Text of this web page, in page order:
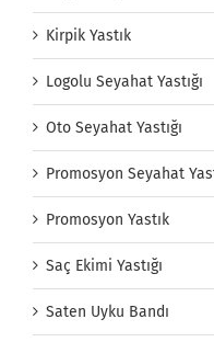
Kirpik Yastık
Logolu Seyahat Yastığı
Oto Seyahat Yastığı
Promosyon Seyahat
Promosyon Yastık
Saç Ekimi Yastığı
Saten Uyku Bandı